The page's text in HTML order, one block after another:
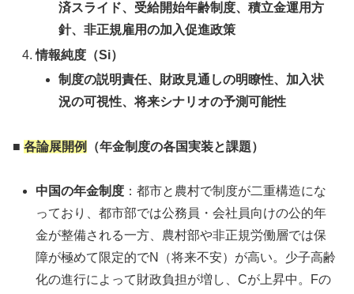
済スライド、受給開始年齢制度、積立金運用方
針、非正規雇用の加入促進政策
情報純度（Si）
制度の説明責任、財政見通しの明瞭性、加入状
況の可視性、将来シナリオの予測可能性
■ 各論展開例 （年金制度の各国実装と課題）
中国の年金制度 ：都市と農村で制度が二重構造にな
っており、都市部では公務員・会社員向けの公的年
金が整備される一方、農村部や非正規労働層では保
障が極めて限定的でN（将来不安）が高い。少子高齢
化の進行によって財政負担が増し、Cが上昇中。Fの